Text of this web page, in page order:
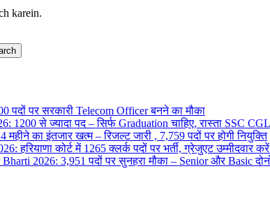
karein.
पदों पर सरकारी Telecom Officer बनने का मौका
1200 से ज्यादा पद – सिर्फ Graduation चाहिए, रास्ता SSC
का इंतजार खत्म – रिजल्ट जारी , 7,759 पदों पर होगी नियुक्ति
हरियाणा कोर्ट में 1265 क्लर्क पदों पर भर्ती, ग्रेजुएट उम्मीदवार
2026: 3,951 पदों पर सुनहरा मौका – Senior और Basic